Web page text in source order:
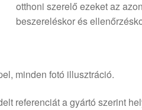
otthoni szerelő ezeket az
beszereléskor és
minden fotó illusztráció.
referenciát a gyártó szerint